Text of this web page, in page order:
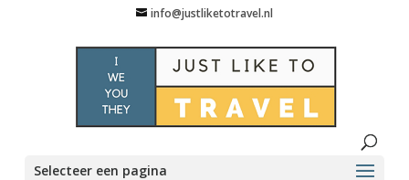
info@justliketotravel.nl
Selecteer een pagina